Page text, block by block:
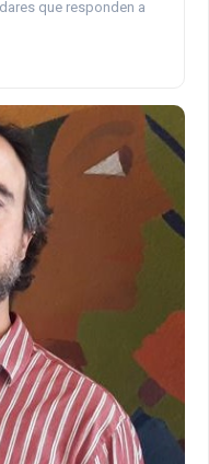
que responden a